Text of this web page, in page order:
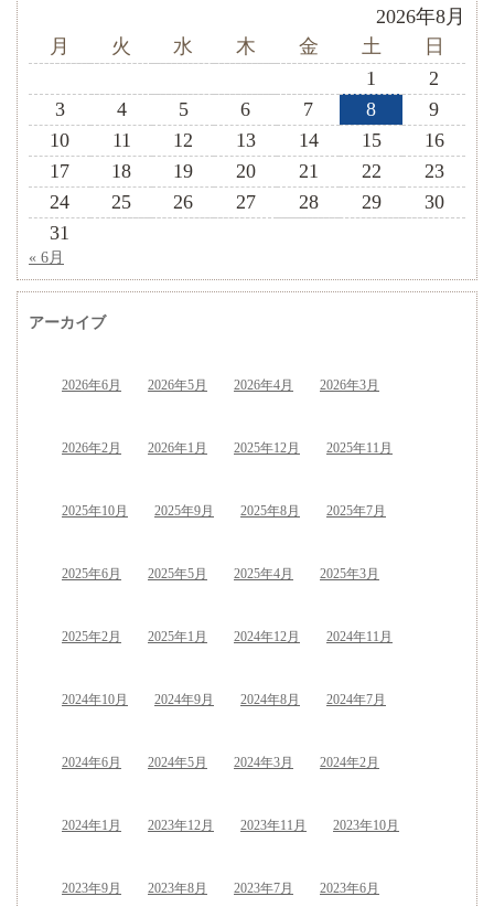
2026年8月
月
火 水 木 金 土
日
1
2
3
4 5 6 7 8
9
10
11 12 13 14 15
16
17
18 19 20 21 22
23
24
25 26 27 28 29
30
31
« 6月
アーカイブ
2026年6月 2026年5月 2026年4月 2026年3月
2026年2月 2026年1月 2025年12月 2025年11月
2025年10月 2025年9月 2025年8月 2025年7月
2025年6月 2025年5月 2025年4月 2025年3月
2025年2月 2025年1月 2024年12月 2024年11月
2024年10月 2024年9月 2024年8月 2024年7月
2024年6月 2024年5月 2024年3月 2024年2月
2024年1月 2023年12月 2023年11月 2023年10月
2023年9月 2023年8月 2023年7月 2023年6月